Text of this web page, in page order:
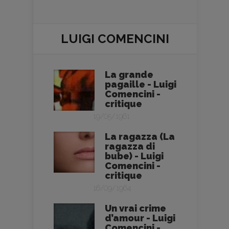
LUIGI COMENCINI
La grande
pagaille - Luigi
Comencini -
critique
19/05/1961
La ragazza (La
ragazza di
bube) - Luigi
Comencini -
critique
16/09/1964
Un vrai crime
d’amour - Luigi